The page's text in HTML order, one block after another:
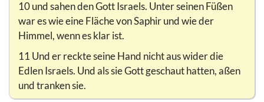
10 und sahen den Gott Israels. Unter seinen Füßen
war es wie eine Fläche von Saphir und wie der
Himmel, wenn es klar ist.
11 Und er reckte seine Hand nicht aus wider die
Edlen Israels. Und als sie Gott geschaut hatten, aßen
und tranken sie.